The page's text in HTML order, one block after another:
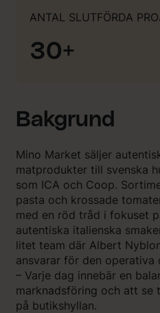
ANTAL SLUTFÖRDA
30+
Bakgrund
Mino Market säljer
matprodukter till svenska
som ICA och Coop.
pasta och krossade
med en röd tråd i fokuset
autentiska italienska
litet team där Albert
ansvarar för den operativa
– Varje dag innebär en
marknadsföring och att se
på butikshyllan.